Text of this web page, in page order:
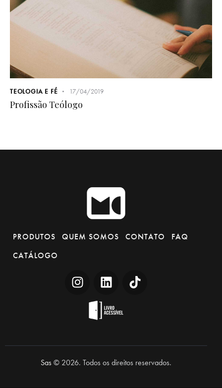
TEOLOGIA E FÉ 17/04/2019
Profissão Teólogo
PRODUTOS QUEM SOMOS CONTATO
FAQ
CATÁLOGO
Sas© 2026. Todos os direitos reservados.